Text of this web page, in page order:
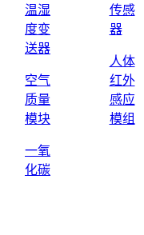
温湿
度变
送器
空气
质量
模块
一氧
化碳
传感
器
人体
红外
感应
模组